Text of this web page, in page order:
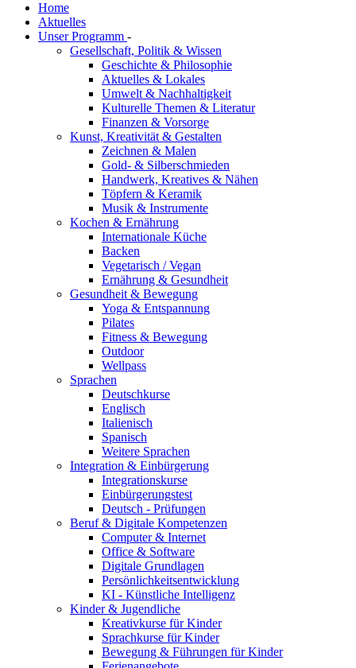
Home
Aktuelles
Unser Programm -
Gesellschaft, Politik & Wissen
Geschichte & Philosophie
Aktuelles & Lokales
Umwelt & Nachhaltigkeit
Kulturelle Themen & Literatur
Finanzen & Vorsorge
Kunst, Kreativität & Gestalten
Zeichnen & Malen
Gold- & Silberschmieden
Handwerk, Kreatives & Nähen
Töpfern & Keramik
Musik & Instrumente
Kochen & Ernährung
Internationale Küche
Backen
Vegetarisch / Vegan
Ernährung & Gesundheit
Gesundheit & Bewegung
Yoga & Entspannung
Pilates
Fitness & Bewegung
Outdoor
Wellpass
Sprachen
Deutschkurse
Englisch
Italienisch
Spanisch
Weitere Sprachen
Integration & Einbürgerung
Integrationskurse
Einbürgerungstest
Deutsch - Prüfungen
Beruf & Digitale Kompetenzen
Computer & Internet
Office & Software
Digitale Grundlagen
Persönlichkeitsentwicklung
KI - Künstliche Intelligenz
Kinder & Jugendliche
Kreativkurse für Kinder
Sprachkurse für Kinder
Bewegung & Führungen für Kinder